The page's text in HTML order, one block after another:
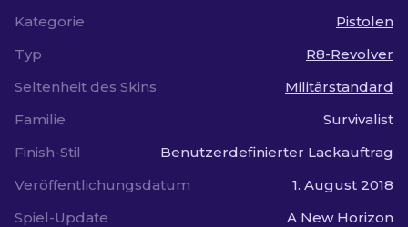
Kategorie
Pistolen
Typ
R8-Revolver
Seltenheit des Skins
Militärstandard
Familie
Survivalist
Finish-Stil
Benutzerdefinierter Lackauftrag
Veröffentlichungsdatum
1. August 2018
Spiel-Update
A New Horizon